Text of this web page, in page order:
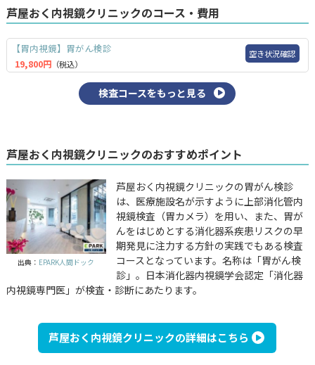
芦屋おく内視鏡クリニックのコース・費用
【胃内視鏡】胃がん検診
19,800円 （税込）
空き状況確認
検査コースをもっと見る
芦屋おく内視鏡クリニックのおすすめポイント
出典： EPARK人間ドック
芦屋おく内視鏡クリニックの胃がん検診
は、医療施設名が示すように上部消化管内
視鏡検査（胃カメラ）を用い、また、胃が
んをはじめとする消化器系疾患リスクの早
期発見に注力する方針の実践でもある検査
コースとなっています。名称は「胃がん検
診」。日本消化器内視鏡学会認定「消化器
内視鏡専門医」が検査・診断にあたります。
芦屋おく内視鏡クリニックの詳細はこちら